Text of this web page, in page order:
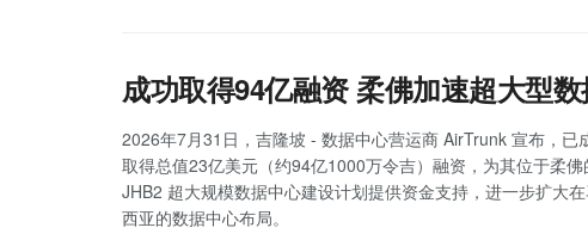
成功取得94亿融资 柔佛加速超大型
2026年7月31日，吉隆坡 - 数据中心营运商 AirTrunk 宣布，已
取得总值23亿美元（约94亿1000万令吉）融资，为其位于柔佛
JHB2 超大规模数据中心建设计划提供资金支持，进一步扩大
西亚的数据中心布局。